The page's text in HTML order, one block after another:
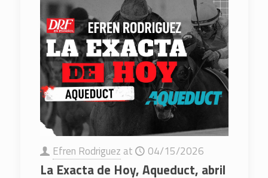
Efren Rodriguez at 04/15/2026
La Exacta de Hoy, Aqueduct, abril